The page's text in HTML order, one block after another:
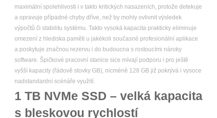
maximální spolehlivosti i v takto kritických nasazeních, protože detekuje
a opravuje případné chyby dříve, než by mohly ovlivnit výsledek
výpočtů či stabilitu systému. Takto vysoká kapacita prakticky eliminuje
omezení z hlediska paměti u jakékoli současné profesionální aplikace
a poskytuje značnou rezervu i do budoucna s rostoucími nároky
software. Špičkové pracovní stanice sice mívají podporu i pro ještě
vyšší kapacity (řádově stovky GB), nicméně 128 GB již pokrývá i vysoce
nadstandardní scénáře využití.
1 TB NVMe SSD – velká kapacita
s bleskovou rychlostí